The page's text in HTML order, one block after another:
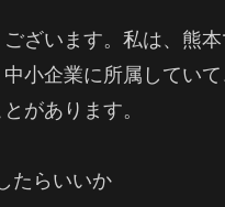
ざいます。私は、熊
小企業に所属してい
があります。
たらいいか